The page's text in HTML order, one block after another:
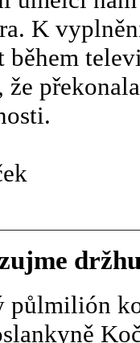
K
že
půlmilión